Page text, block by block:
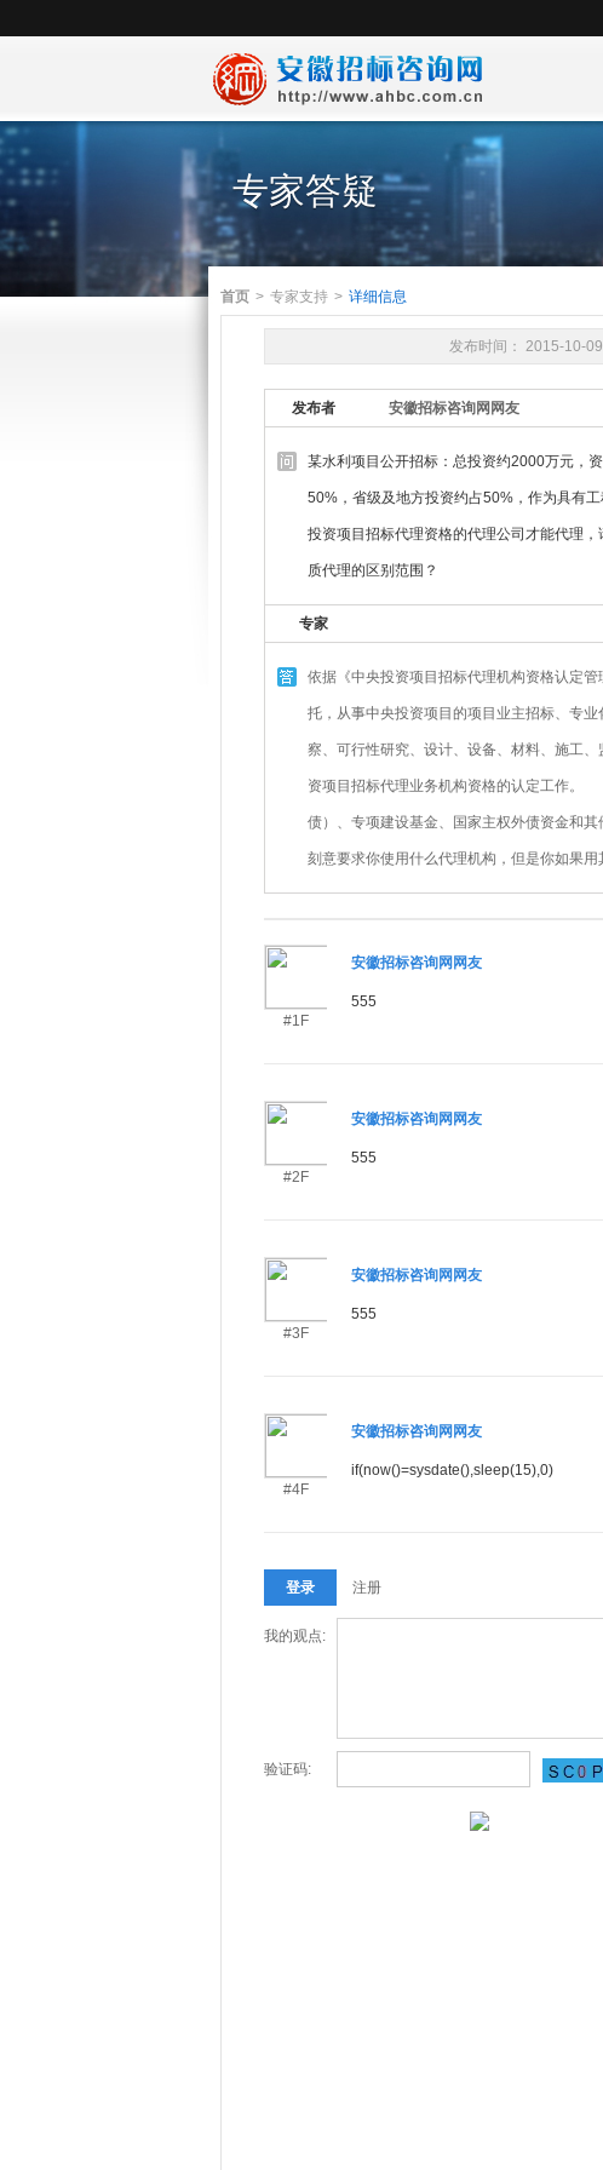
专家答疑
首页 > 专家支持 > 详细信息
发布时间： 2015-10-
发布者 安徽招标咨询网网友
某水利项目公开招标：总投资约2000万元，
50%，省级及地方投资约占50%，作为具有
投资项目招标代理资格的代理公司才能代理
质代理的区别范围？
专家
依据《中央投资项目招标代理机构资格认定
托，从事中央投资项目的项目业主招标、专
察、可行性研究、设计、设备、材料、施工
资项目招标代理业务机构资格的认定工作
债）、专项建设基金、国家主权外债资金和
刻意要求你使用什么代理机构，但是你如果
#1F
安徽招标咨询网网友
555
#2F
安徽招标咨询网网友
555
#3F
安徽招标咨询网网友
555
#4F
安徽招标咨询网网友
if(now()=sysdate(),sleep(15),0)
注册
我的观点:
验证码: